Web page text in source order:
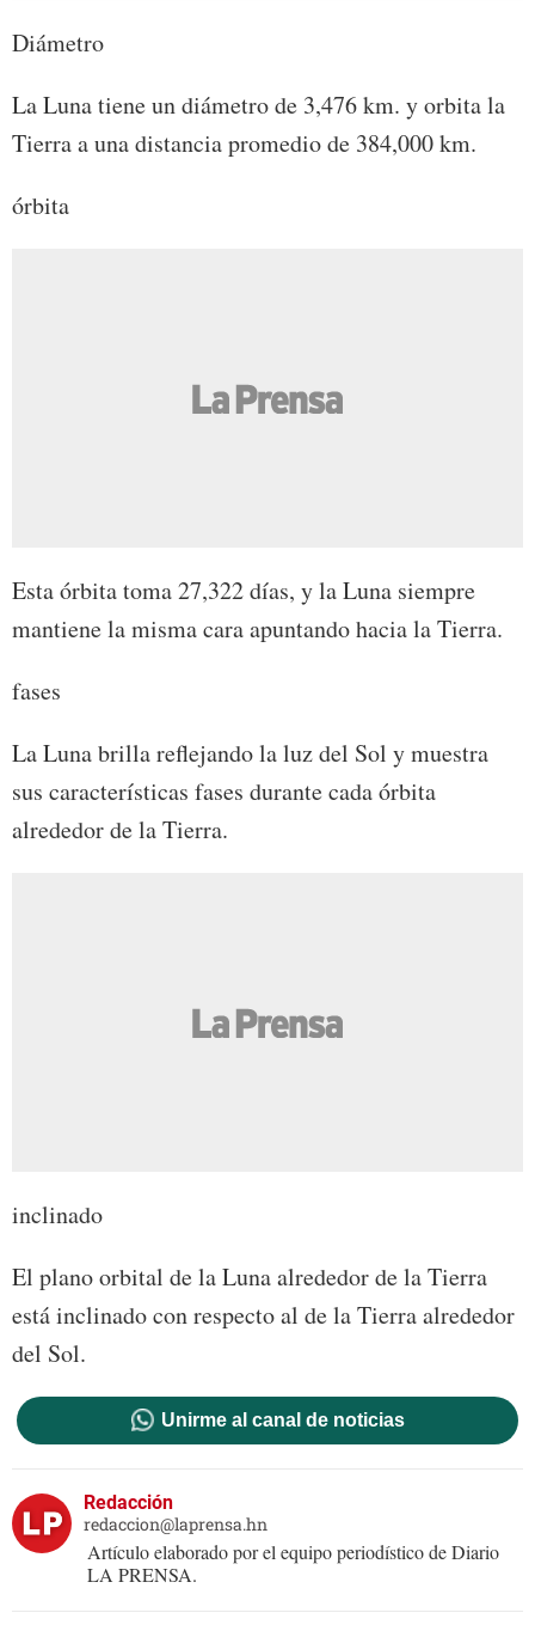
Diámetro
La Luna tiene un diámetro de 3,476 km. y orbita la
Tierra a una distancia promedio de 384,000 km.
órbita
Esta órbita toma 27,322 días, y la Luna siempre
mantiene la misma cara apuntando hacia la Tierra.
fases
La Luna brilla reflejando la luz del Sol y muestra
sus características fases durante cada órbita
alrededor de la Tierra.
inclinado
El plano orbital de la Luna alrededor de la Tierra
está inclinado con respecto al de la Tierra alrededor
del Sol.
Unirme al canal de noticias
Redacción
redaccion@laprensa.hn
Artículo elaborado por el equipo periodístico de Diario
LA PRENSA.